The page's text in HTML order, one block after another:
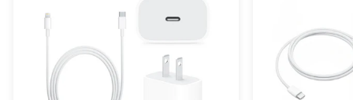
para
iPhone,
rápido
USB-